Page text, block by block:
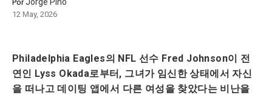
Por
12 May, 2026
Philadelphia Eagles의 NFL 선수 Fred Johnson이 전
연인 Lyss Okada로부터, 그녀가 임신한 상태에서 자신
을 떠나고 데이팅 앱에서 다른 여성을 찾았다는 비난을